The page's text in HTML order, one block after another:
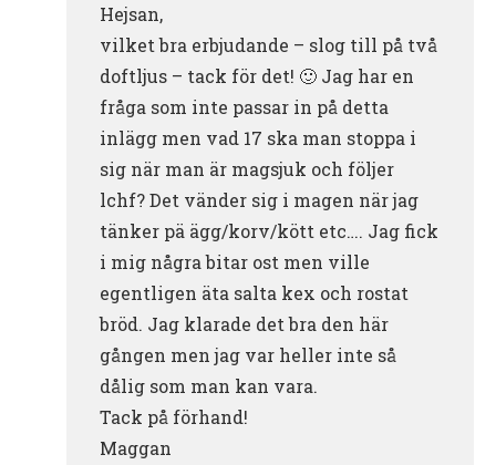
Hejsan,
vilket bra erbjudande – slog till på två
doftljus – tack för det! 🙂 Jag har en
fråga som inte passar in på detta
inlägg men vad 17 ska man stoppa i
sig när man är magsjuk och följer
lchf? Det vänder sig i magen när jag
tänker pä ägg/korv/kött etc…. Jag fick
i mig några bitar ost men ville
egentligen äta salta kex och rostat
bröd. Jag klarade det bra den här
gången men jag var heller inte så
dålig som man kan vara.
Tack på förhand!
Maggan